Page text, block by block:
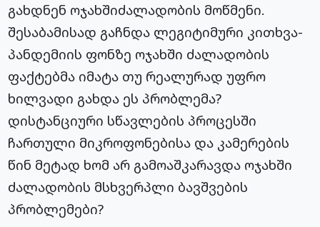
გახდნენ ოჯახშიძალადობის მოწმენი.
შესაბამისად გაჩნდა ლეგიტიმური კითხვა-
პანდემიის ფონზე ოჯახში ძალადობის
ფაქტებმა იმატა თუ რეალურად უფრო
ხილვადი გახდა ეს პრობლემა?
დისტანციური სწავლების პროცესში
ჩართული მიკროფონებისა და კამერების
წინ მეტად ხომ არ გამოაშკარავდა ოჯახში
ძალადობის მსხვერპლი ბავშვების
პრობლემები?